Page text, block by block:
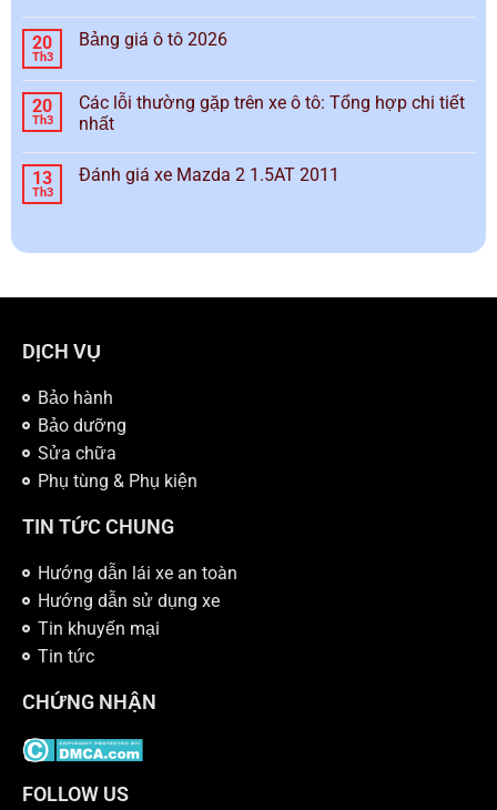
20
Th3
Bảng giá ô tô 2026
20
Th3
Các lỗi thường gặp trên xe ô tô: Tổng hợp chi tiết
nhất
13
Th3
Đánh giá xe Mazda 2 1.5AT 2011
DỊCH VỤ
Bảo hành
Bảo dưỡng
Sửa chữa
Phụ tùng & Phụ kiện
TIN TỨC CHUNG
Hướng dẫn lái xe an toàn
Hướng dẫn sử dụng xe
Tin khuyến mại
Tin tức
CHỨNG NHẬN
FOLLOW US